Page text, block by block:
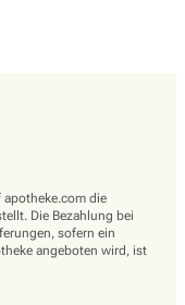
apotheke.com die
Die Bezahlung bei
sofern ein
angeboten wird, ist